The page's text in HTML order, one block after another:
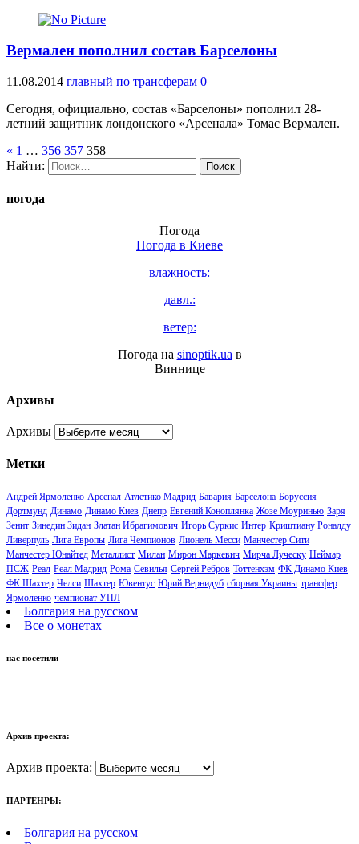
Вермален пополнил состав Барселоны
11.08.2014 главный по трансферам 0
Сегодня, официально, состав «Барселоны» пополнил 28-
летний защитник лондонского «Арсенала» Томас Вермален.
« 1 … 356 357 358
Найти:
погода
Погода
Погода в Киеве
влажность:
давл.:
ветер:
Погода на sinoptik.ua в
Виннице
Архивы
Архивы
Метки
Андрей Ярмоленко Арсенал Атлетико Мадрид Бавария Барселона Боруссия
Дортмунд Динамо Динамо Киев Днепр Евгений Коноплянка Жозе Моуринью Заря
Зенит Зинедин Зидан Златан Ибрагимович Игорь Суркис Интер Криштиану Роналду
Ливерпуль Лига Европы Лига Чемпионов Лионель Месси Манчестер Сити
Манчестер Юнайтед Металлист Милан Мирон Маркевич Мирча Луческу Неймар
ПСЖ Реал Реал Мадрид Рома Севилья Сергей Ребров Тоттенхэм ФК Динамо Киев
ФК Шахтер Челси Шахтер Ювентус Юрий Вернидуб сборная Украины трансфер
Ярмоленко чемпионат УПЛ
Болгария на русском
Все о монетах
нас посетили
Архив проекта:
Архив проекта:
ПАРТЕНРЫ:
Болгария на русском